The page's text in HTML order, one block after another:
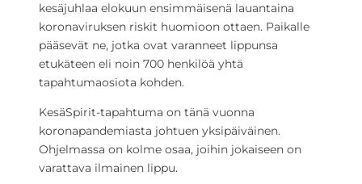
kesäjuhlaa elokuun ensimmäisenä lauantaina
koronaviruksen riskit huomioon ottaen. Paikalle
pääsevät ne, jotka ovat varanneet lippunsa
etukäteen eli noin 700 henkilöä yhtä
tapahtumaosiota kohden.
KesäSpirit-tapahtuma on tänä vuonna
koronapandemiasta johtuen yksipäiväinen.
Ohjelmassa on kolme osaa, joihin jokaiseen on
varattava ilmainen lippu.